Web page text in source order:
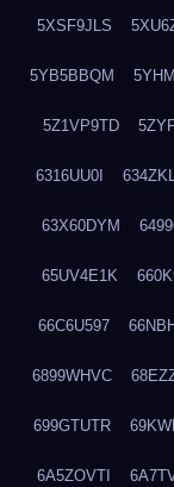
5XSF9JLS
5YB5BBQM
5Z1VP9TD
6316UU0I
63X60DYM
65UV4E1K
66C6U597
6899WHVC
699GTUTR
6A5ZOVTI